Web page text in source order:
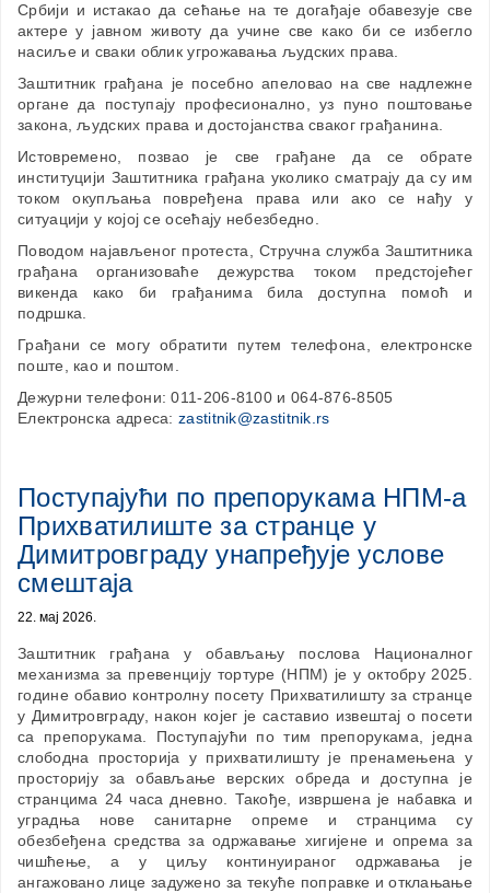
Србији и истакао да сећање на те догађаје обавезује све
актере у јавном животу да учине све како би се избегло
насиље и сваки облик угрожавања људских права.
Заштитник грађана је посебно апеловао на све надлежне
органе да поступају професионално, уз пуно поштовање
закона, људских права и достојанства сваког грађанина.
Истовремено, позвао је све грађане да се обрате
институцији Заштитника грађана уколико сматрају да су им
током окупљања повређена права или ако се нађу у
ситуацији у којој се осећају небезбедно.
Поводом најављеног протеста, Стручна служба Заштитника
грађана организоваће дежурства током предстојећег
викенда како би грађанима била доступна помоћ и
подршка.
Грађани се могу обратити путем телефона, електронске
поште, као и поштом.
Дежурни телефони: 011-206-8100 и 064-876-8505
Електронска адреса:zastitnik@zastitnik.rs
Поступајући по препорукама НПМ-а
Прихватилиште за странце у
Димитровграду унапређује услове
смештаја
22. мај 2026.
Заштитник грађана у обављању послова Националног
механизма за превенцију тортуре (НПМ) је у октобру 2025.
године обавио контролну посету Прихватилишту за странце
у Димитровграду, након којег је саставио извештај о посети
са препорукама. Поступајући по тим препорукама, једна
слободна просторија у прихватилишту је пренамењена у
просторију за обављање верских обреда и доступна је
странцима 24 часа дневно. Такође, извршена је набавка и
уградња нове санитарне опреме и странцима су
обезбеђена средства за одржавање хигијене и опрема за
чишћење, а у циљу континуираног одржавања је
ангажовано лице задужено за текуће поправке и отклањање